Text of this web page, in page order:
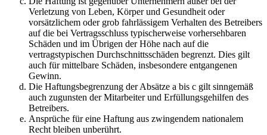
Verletzung von Leben, Körper und Gesundheit oder
vorsätzlichem oder grob fahrlässigem Verhalten des Betreibers
auf die bei Vertragsschluss typischerweise vorhersehbaren
Schäden und im Übrigen der Höhe nach auf die
vertragstypischen Durchschnittsschäden begrenzt. Dies gilt
auch für mittelbare Schäden, insbesondere entgangenen
Gewinn.
Die Haftungsbegrenzung der Absätze a bis c gilt sinngemäß
auch zugunsten der Mitarbeiter und Erfüllungsgehilfen des
Betreibers.
Ansprüche für eine Haftung aus zwingendem nationalem
Recht bleiben unberührt.